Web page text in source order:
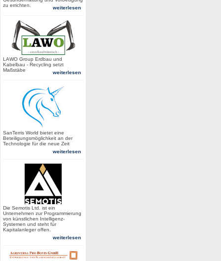
zu errichten.
weiterlesen
LAWO Group Erdbau und
Kabelbau - Recycling setzt
Maßstäbe
weiterlesen
SanTerris World bietet eine
Beteiligungsmöglichkeit an der
Technologie für die neue Zeit
weiterlesen
Die Semotis Ltd. ist ein
Unternehmen zur Programmierung
von künstlichen Intelligenz-
Systemen und steht für
Kapitalanleger offen.
weiterlesen